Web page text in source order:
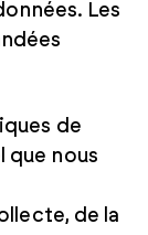
Les
de
que nous
de la